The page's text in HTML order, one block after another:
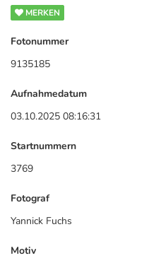
MERKEN
Fotonummer
9135185
Aufnahmedatum
03.10.2025 08:16:31
Startnummern
3769
Fotograf
Yannick Fuchs
Motiv